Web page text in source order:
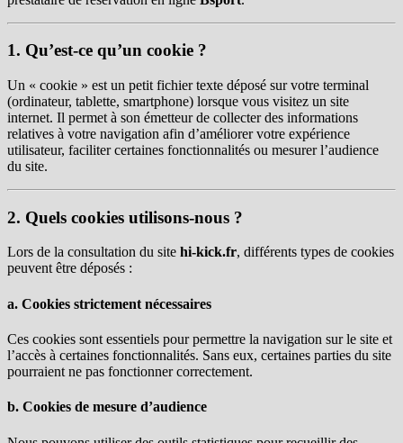
1. Qu’est-ce qu’un cookie ?
Un « cookie » est un petit fichier texte déposé sur votre terminal
(ordinateur, tablette, smartphone) lorsque vous visitez un site
internet. Il permet à son émetteur de collecter des informations
relatives à votre navigation afin d’améliorer votre expérience
utilisateur, faciliter certaines fonctionnalités ou mesurer l’audience
du site.
2. Quels cookies utilisons-nous ?
Lors de la consultation du site hi-kick.fr, différents types de cookies
peuvent être déposés :
a. Cookies strictement nécessaires
Ces cookies sont essentiels pour permettre la navigation sur le site et
l’accès à certaines fonctionnalités. Sans eux, certaines parties du site
pourraient ne pas fonctionner correctement.
b. Cookies de mesure d’audience